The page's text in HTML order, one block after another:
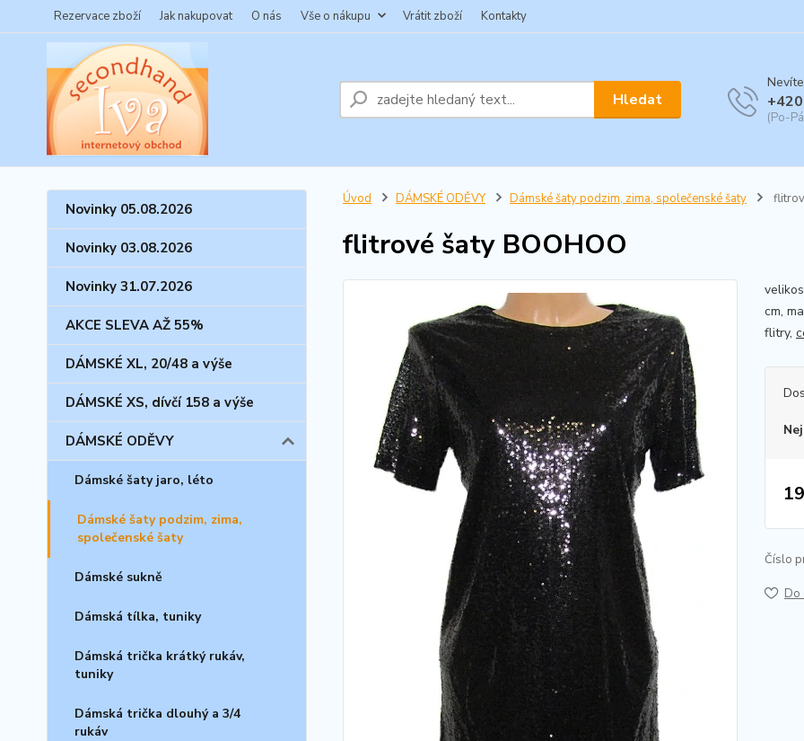
Rezervace zboží Jak nakupovat O nás Vše o nákupu Vrátit zboží Kontakty
Hledat
(Po-
Novinky 05.08.2026
Novinky 03.08.2026
Novinky 31.07.2026
AKCE SLEVA AŽ 55%
DÁMSKÉ XL, 20/48 a výše
DÁMSKÉ XS, dívčí 158 a výše
DÁMSKÉ ODĚVY
Dámské šaty jaro, léto
Dámské šaty podzim, zima,
společenské šaty
Dámské sukně
Dámská tílka, tuniky
Dámská trička krátký rukáv,
tuniky
Dámská trička dlouhý a 3/4
rukáv
Úvod DÁMSKÉ ODĚVY Dámské šaty podzim, zima, společenské šaty
flitrové šaty BOOHOO
cm,
flitry,
Číslo
Do